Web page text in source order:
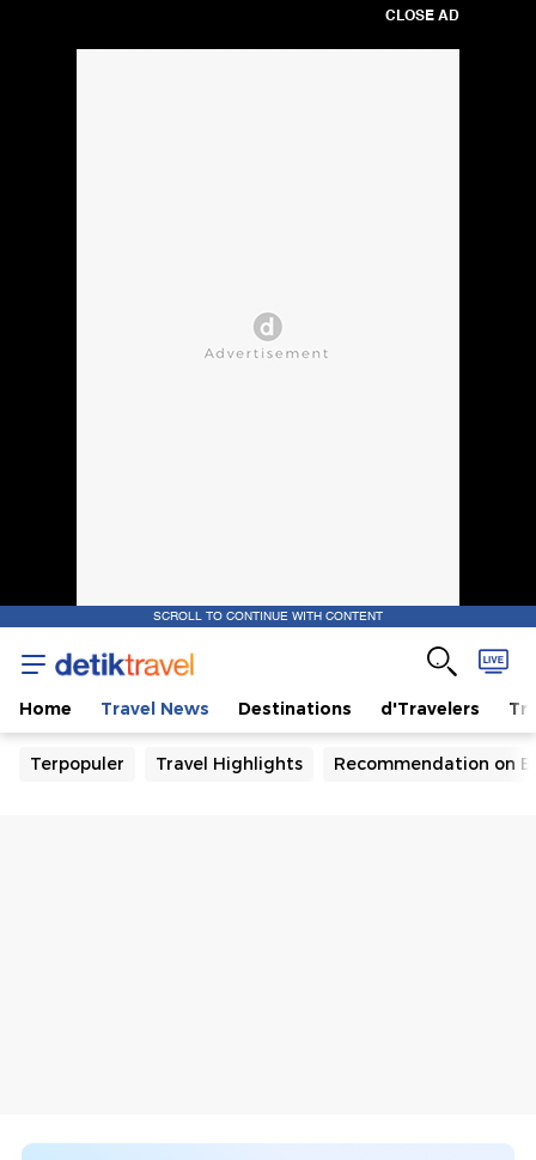
CLOSE AD
SCROLL TO CONTINUE WITH CONTENT
Home Travel News Destinations d'Travelers
Terpopuler Travel Highlights Recommendation on